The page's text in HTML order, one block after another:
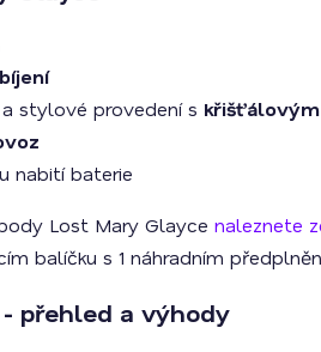
a stylové provedení s
nabití baterie
Lost Mary Glayce naleznete
balíčku s 1 náhradním
přehled a výhody